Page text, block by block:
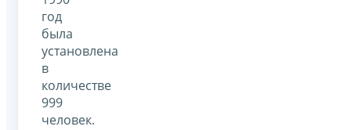
год
была
установлена
в
количестве
999
человек.